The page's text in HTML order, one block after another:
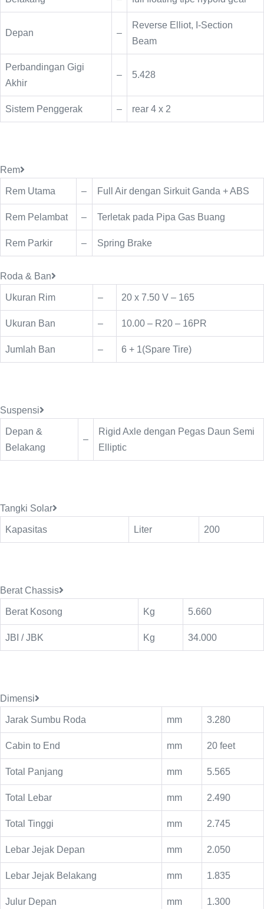
Depan –
Reverse Elliot, I-Section
Beam
Perbandingan Gigi
Akhir
– 5.428
Sistem Penggerak – rear 4 x 2
Rem
Rem Utama – Full Air dengan Sirkuit Ganda + ABS
Rem Pelambat – Terletak pada Pipa Gas Buang
Rem Parkir – Spring Brake
Roda & Ban
Ukuran Rim – 20 x 7.50 V – 165
Ukuran Ban – 10.00 – R20 – 16PR
Jumlah Ban – 6 + 1(Spare Tire)
Suspensi
Depan &
Belakang
–
Rigid Axle dengan Pegas Daun Semi
Elliptic
Tangki Solar
Kapasitas Liter 200
Berat Chassis
Berat Kosong Kg 5.660
JBI / JBK Kg 34.000
Dimensi
Jarak Sumbu Roda mm 3.280
Cabin to End mm 20 feet
Total Panjang mm 5.565
Total Lebar mm 2.490
Total Tinggi mm 2.745
Lebar Jejak Depan mm 2.050
Lebar Jejak Belakang mm 1.835
Julur Depan mm 1.300